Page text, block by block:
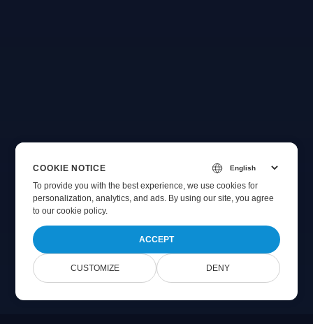
COOKIE NOTICE
To provide you with the best experience, we use cookies for
personalization, analytics, and ads. By using our site, you agree
toour cookie policy.
ACCEPT
CUSTOMIZE DENY